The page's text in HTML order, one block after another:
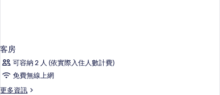
客房
可容納 2 人 (依實際入住人數計費)
免費無線上網
更多資訊
更